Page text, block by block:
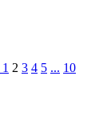
1 2 3 4 5 ... 10